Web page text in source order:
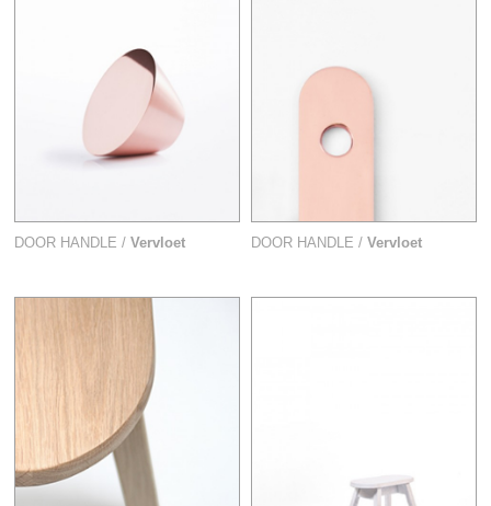
DOOR HANDLE / Vervloet DOOR HANDLE / Vervloet